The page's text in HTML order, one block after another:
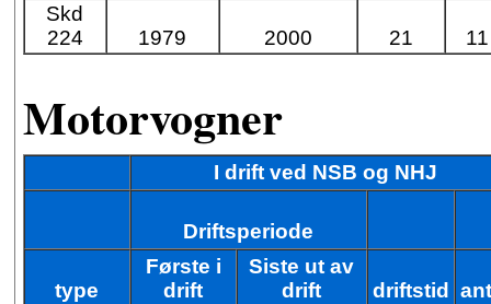
Skd
224
1979 2000 21 11
Motorvogner
I drift ved NSB og NHJ
Driftsperiode
type
Første i
drift
Siste ut av
drift
driftstid